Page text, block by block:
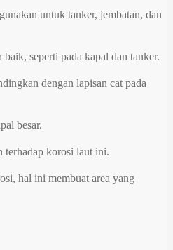
untuk tanker, jembatan, dan
seperti pada kapal dan tanker.
dengan lapisan cat pada
besar.
terhadap korosi laut ini.
hal ini membuat area yang